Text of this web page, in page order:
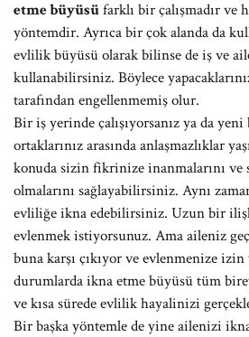
etme büyüsüfarklı bir çalışmadır ve
yöntemdir. Ayrıca bir çok alanda da
evlilik büyüsü olarak bilinse de iş ve
kullanabilirsiniz. Böylece
tarafından engellenmemiş olur.
Bir iş yerinde çalışıyorsanız ya da
ortaklarınız arasında anlaşmazlıklar
konuda sizin fikrinize inanmalarını
olmalarını sağlayabilirsiniz. Aynı
evliliğe ikna edebilirsiniz. Uzun bir
evlenmek istiyorsunuz. Ama aileniz
buna karşı çıkıyor ve evlenmenize
durumlarda ikna etme büyüsü tüm
ve kısa sürede evlilik hayalinizi
Bir başka yöntemle de yine ailenizi